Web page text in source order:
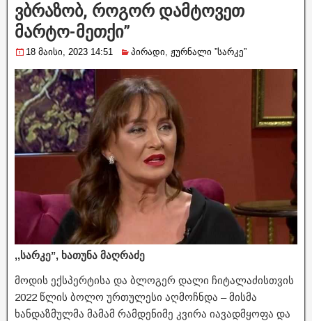
ვბრაზობ, როგორ დამტოვეთ
მარტო-მეთქი”
18 მაისი, 2023 14:51 პირადი, ჟურნალი ”სარკე”
,,სარკე”, ხათუნა მაღრაძე
მოდის ექსპერტისა და ბლოგერ დალი ჩიტალაძისთვის
2022 წლის ბოლო ურთულესი აღმოჩნდა – მისმა
ხანდაზმულმა მამამ რამდენიმე კვირა იავადმყოფა და